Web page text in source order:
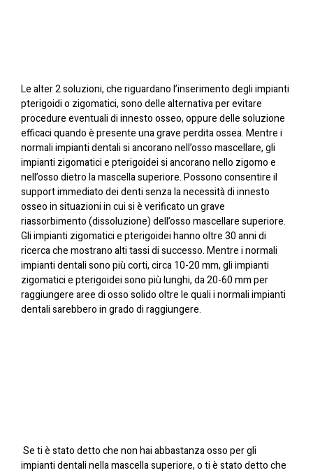
Le alter 2 soluzioni, che riguardano l’inserimento degli impianti
pterigoidi o zigomatici, sono delle alternativa per evitare
procedure eventuali di innesto osseo, oppure delle soluzione
efficaci quando è presente una grave perdita ossea. Mentre i
normali impianti dentali si ancorano nell’osso mascellare, gli
impianti zigomatici e pterigoidei si ancorano nello zigomo e
nell’osso dietro la mascella superiore. Possono consentire il
support immediato dei denti senza la necessità di innesto
osseo in situazioni in cui si è verificato un grave
riassorbimento (dissoluzione) dell’osso mascellare superiore.
Gli impianti zigomatici e pterigoidei hanno oltre 30 anni di
ricerca che mostrano alti tassi di successo. Mentre i normali
impianti dentali sono più corti, circa 10-20 mm, gli impianti
zigomatici e pterigoidei sono più lunghi, da 20-60 mm per
raggiungere aree di osso solido oltre le quali i normali impianti
dentali sarebbero in grado di raggiungere.
Se ti è stato detto che non hai abbastanza osso per gli
impianti dentali nella mascella superiore, o ti è stato detto che